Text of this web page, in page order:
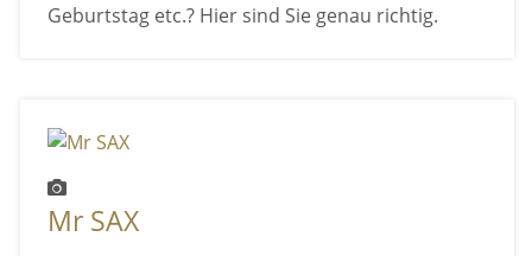
Geburtstag etc.? Hier sind Sie genau richtig.
Mr SAX